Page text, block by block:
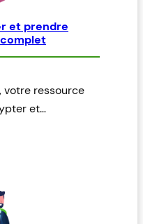
et prendre
votre ressource
et…